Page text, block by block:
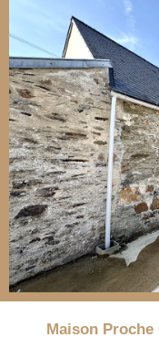
Maison Proche